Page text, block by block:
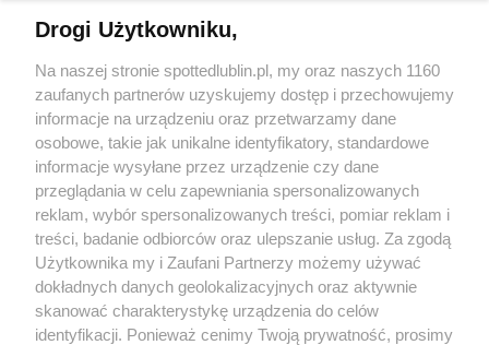
KATEGORIE
OGŁOSZENIA
WYDARZENIA
Regulamin
Polityka prywatności
RODO
Warunki korzystania z treści
Drogi Użytkowniku,
Na naszej stronie spottedlublin.pl, my oraz naszych 1160
zaufanych partnerów uzyskujemy dostęp i przechowujemy
informacje na urządzeniu oraz przetwarzamy dane
osobowe, takie jak unikalne identyfikatory, standardowe
informacje wysyłane przez urządzenie czy dane
przeglądania w celu zapewniania spersonalizowanych
reklam, wybór spersonalizowanych treści, pomiar reklam i
treści, badanie odbiorców oraz ulepszanie usług. Za zgodą
Użytkownika my i Zaufani Partnerzy możemy używać
dokładnych danych geolokalizacyjnych oraz aktywnie
skanować charakterystykę urządzenia do celów
identyfikacji. Ponieważ cenimy Twoją prywatność, prosimy